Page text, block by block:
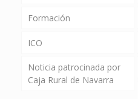
Formación
ICO
Noticia patrocinada por
Caja Rural de Navarra